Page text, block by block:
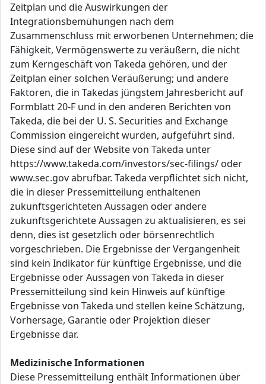
Zeitplan und die Auswirkungen der
Integrationsbemühungen nach dem
Zusammenschluss mit erworbenen Unternehmen; die
Fähigkeit, Vermögenswerte zu veräußern, die nicht
zum Kerngeschäft von Takeda gehören, und der
Zeitplan einer solchen Veräußerung; und andere
Faktoren, die in Takedas jüngstem Jahresbericht auf
Formblatt 20-F und in den anderen Berichten von
Takeda, die bei der U. S. Securities and Exchange
Commission eingereicht wurden, aufgeführt sind.
Diese sind auf der Website von Takeda unter
https://www.takeda.com/investors/sec-filings/ oder
www.sec.gov abrufbar. Takeda verpflichtet sich nicht,
die in dieser Pressemitteilung enthaltenen
zukunftsgerichteten Aussagen oder andere
zukunftsgerichtete Aussagen zu aktualisieren, es sei
denn, dies ist gesetzlich oder börsenrechtlich
vorgeschrieben. Die Ergebnisse der Vergangenheit
sind kein Indikator für künftige Ergebnisse, und die
Ergebnisse oder Aussagen von Takeda in dieser
Pressemitteilung sind kein Hinweis auf künftige
Ergebnisse von Takeda und stellen keine Schätzung,
Vorhersage, Garantie oder Projektion dieser
Ergebnisse dar.
Medizinische Informationen
Diese Pressemitteilung enthält Informationen über